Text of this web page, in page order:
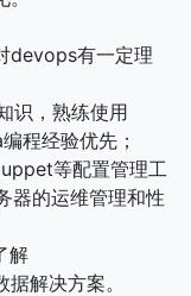
devops有一定理
识，熟练使用
程经验优先；
等配置管理工
的运维管理和性
解
解决方案。